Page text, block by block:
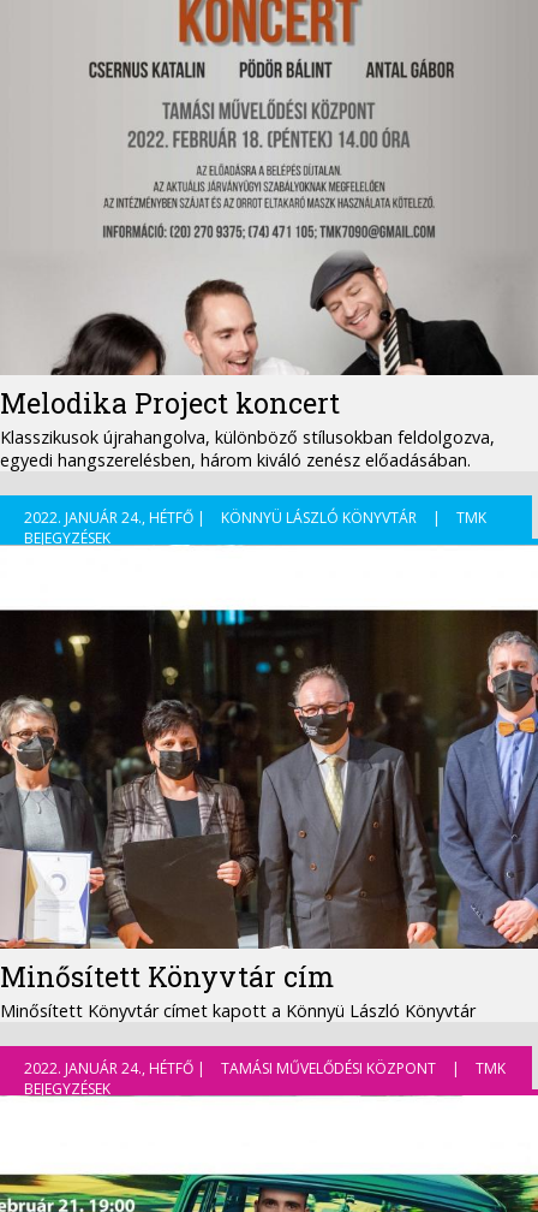
Melodika Project koncert
Klasszikusok újrahangolva, különböző stílusokban feldolgozva,
egyedi hangszerelésben, három kiváló zenész előadásában.
2022. JANUÁR 24., HÉTFŐ | KÖNNYÜ LÁSZLÓ KÖNYVTÁR |
TMK
BEJEGYZÉSEK
Minősített Könyvtár cím
Minősített Könyvtár címet kapott a Könnyü László Könyvtár
2022. JANUÁR 24., HÉTFŐ | TAMÁSI MŰVELŐDÉSI KÖZPONT |
TMK
BEJEGYZÉSEK